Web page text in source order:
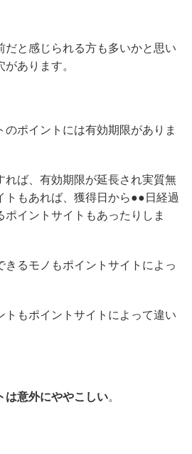
だと感じられる方も多いかと思い
あります。
ポイントには有効期限がありま
れば、有効期限が延長され実質無
トもあれば、獲得日から●●日経過
イントサイトもあったりしま
きるモノもポイントサイトによっ
トもポイントサイトによって違い
は意外にややこしい。